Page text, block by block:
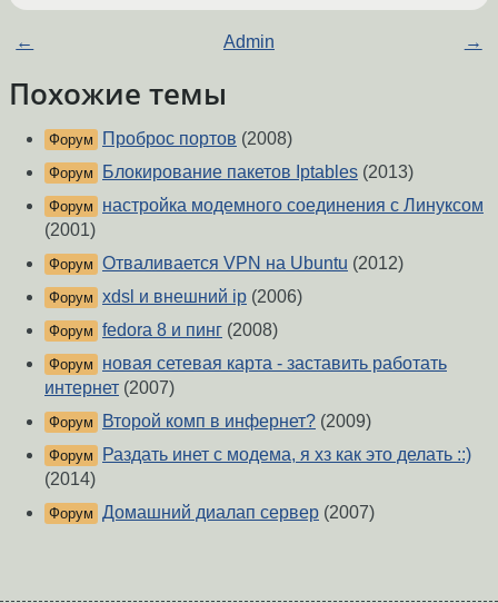
← Admin →
Похожие темы
Форум Проброс портов (2008)
Форум Блокирование пакетов Iptables (2013)
Форум
настройка модемного соединения с Линуксом
(2001)
Форум Отваливается VPN на Ubuntu (2012)
Форум xdsl и внешний ip (2006)
Форум fedora 8 и пинг (2008)
Форум
новая сетевая карта - заставить работать
интернет (2007)
Форум Второй комп в инфернет? (2009)
Форум
Раздать инет с модема, я хз как это делать ::)
(2014)
Форум Домашний диалап сервер (2007)